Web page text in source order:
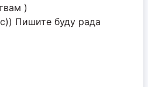
)
Пишите буду рада